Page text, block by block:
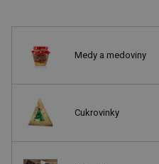
Medy a medoviny
Cukrovinky